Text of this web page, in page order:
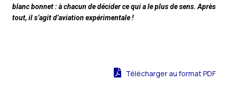
blanc bonnet : à chacun de décider ce qui a le plus de sens. Après
tout, il s’agit d’aviation expérimentale !
Télécharger au format PDF